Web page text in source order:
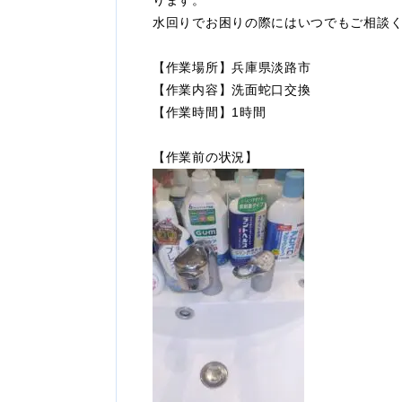
水回りでお困りの際にはいつでもご相談く
【作業場所】兵庫県淡路市
【作業内容】洗面蛇口交換
【作業時間】1時間
【作業前の状況】